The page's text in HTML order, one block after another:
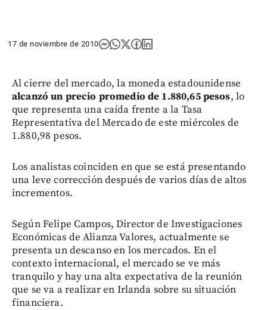
17 de noviembre de 2010
Al cierre del mercado, la moneda estadounidense
alcanzó un precio promedio de 1.880,65 pesos, lo
que representa una caída frente a la Tasa
Representativa del Mercado de este miércoles de
1.880,98 pesos.
Los analistas coinciden en que se está presentando
una leve corrección después de varios días de altos
incrementos.
Según Felipe Campos, Director de Investigaciones
Económicas de Alianza Valores, actualmente se
presenta un descanso en los mercados. En el
contexto internacional, el mercado se ve más
tranquilo y hay una alta expectativa de la reunión
que se va a realizar en Irlanda sobre su situación
financiera.